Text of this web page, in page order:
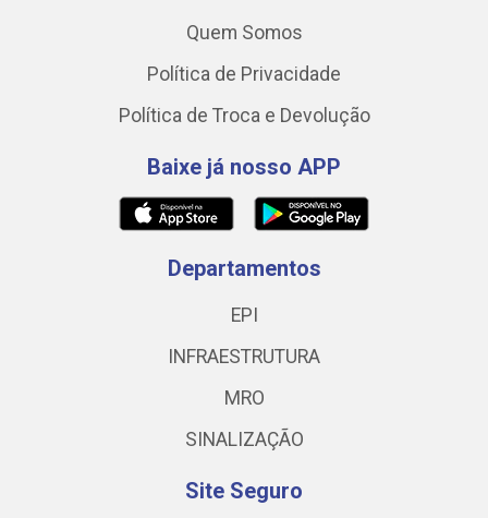
Quem Somos
Política de Privacidade
Política de Troca e Devolução
Baixe já nosso APP
Departamentos
EPI
INFRAESTRUTURA
MRO
SINALIZAÇÃO
Site Seguro